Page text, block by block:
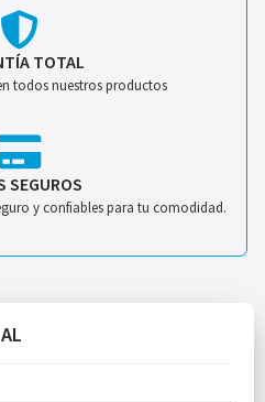
TOTAL
todos nuestros productos
SEGUROS
y confiables para tu comodidad.